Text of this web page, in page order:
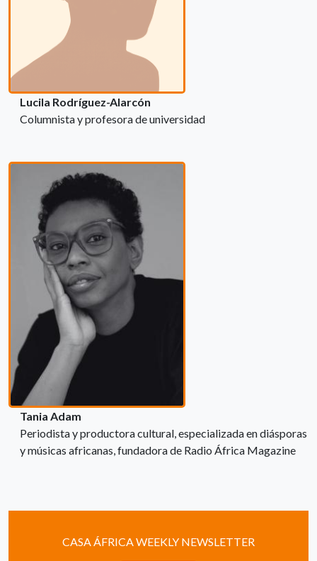
Lucila Rodríguez-Alarcón
Columnista y profesora de universidad
Tania Adam
Periodista y productora cultural, especializada en diásporas
y músicas africanas, fundadora de Radio África Magazine
CASA ÁFRICA WEEKLY NEWSLETTER